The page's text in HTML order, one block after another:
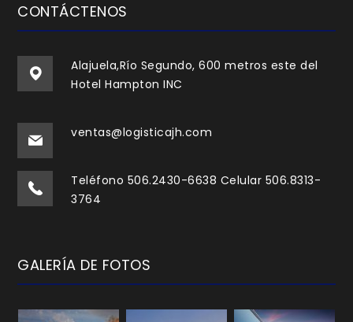
CONTÁCTENOS
Alajuela,Río Segundo, 600 metros este del
Hotel Hampton INC
ventas@logisticajh.com
Teléfono 506.2430-6638 Celular 506.8313-
3764
GALERÍA DE FOTOS